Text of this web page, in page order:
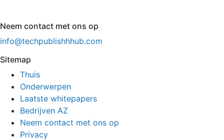
Neem contact met ons op
info@techpublishhhub.com
Sitemap
Thuis
Onderwerpen
Laatste whitepapers
Bedrijven AZ
Neem contact met ons op
Privacy